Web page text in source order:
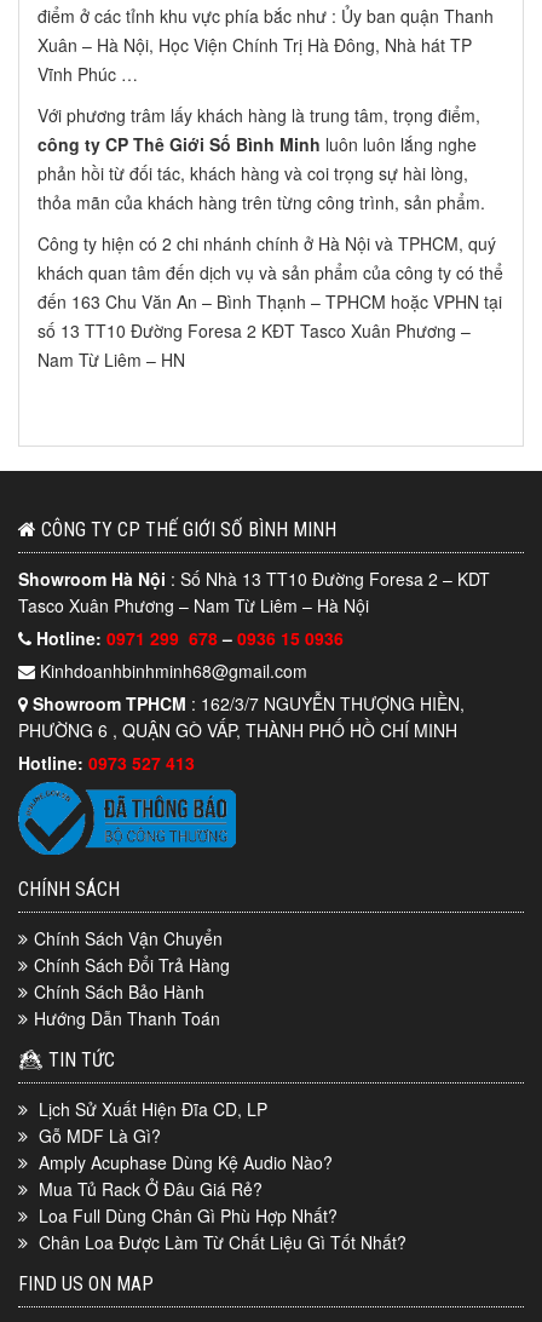
điểm ở các tỉnh khu vực phía bắc như : Ủy ban quận Thanh
Xuân – Hà Nội, Học Viện Chính Trị Hà Đông, Nhà hát TP
Vĩnh Phúc …
Với phương trâm lấy khách hàng là trung tâm, trọng điểm,
công ty CP Thê Giới Số Bình Minh luôn luôn lắng nghe
phản hồi từ đối tác, khách hàng và coi trọng sự hài lòng,
thỏa mãn của khách hàng trên từng công trình, sản phẩm.
Công ty hiện có 2 chi nhánh chính ở Hà Nội và TPHCM, quý
khách quan tâm đến dịch vụ và sản phẩm của công ty có thể
đến 163 Chu Văn An – Bình Thạnh – TPHCM hoặc VPHN tại
số 13 TT10 Đường Foresa 2 KĐT Tasco Xuân Phương –
Nam Từ Liêm – HN
CÔNG TY CP THẾ GIỚI SỐ BÌNH MINH
Showroom Hà Nội : Số Nhà 13 TT10 Đường Foresa 2 – KDT
Tasco Xuân Phương – Nam Từ Liêm – Hà Nội
Hotline: 0971 299 678– 0936 15 0936
Kinhdoanhbinhminh68@gmail.com
Showroom TPHCM : 162/3/7 NGUYỄN THƯỢNG HIỀN,
PHƯỜNG 6 , QUẬN GÒ VẤP, THÀNH PHỐ HỒ CHÍ MINH
Hotline: 0973 527 413
CHÍNH SÁCH
Chính Sách Vận Chuyển
Chính Sách Đổi Trả Hàng
Chính Sách Bảo Hành
Hướng Dẫn Thanh Toán
TIN TỨC
Lịch Sử Xuất Hiện Đĩa CD, LP
Gỗ MDF Là Gì?
Amply Acuphase Dùng Kệ Audio Nào?
Mua Tủ Rack Ở Đâu Giá Rẻ?
Loa Full Dùng Chân Gì Phù Hợp Nhất?
Chân Loa Được Làm Từ Chất Liệu Gì Tốt Nhất?
FIND US ON MAP